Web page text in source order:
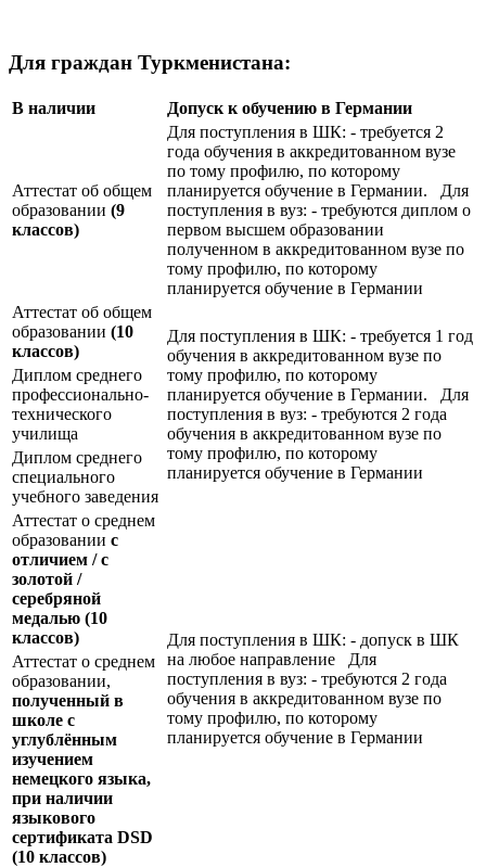
Для граждан Туркменистана:
В наличии Допуск к обучению в Германии
Аттестат об общем
образовании (9
классов)
Для поступления в ШК: - требуется 2
года обучения в аккредитованном вузе
по тому профилю, по которому
планируется обучение в Германии. Для
поступления в вуз: - требуются диплом о
первом высшем образовании
полученном в аккредитованном вузе по
тому профилю, по которому
планируется обучение в Германии
Аттестат об общем
образовании (10
классов)
Для поступления в ШК: - требуется 1 год
обучения в аккредитованном вузе по
тому профилю, по которому
планируется обучение в Германии. Для
поступления в вуз: - требуются 2 года
обучения в аккредитованном вузе по
тому профилю, по которому
планируется обучение в Германии
Диплом среднего
профессионально-
технического
училища
Диплом среднего
специального
учебного заведения
Аттестат о среднем
образовании с
отличием / с
золотой /
серебряной
медалью (10
классов)
Для поступления в ШК: - допуск в ШК
на любое направление Для
поступления в вуз: - требуются 2 года
обучения в аккредитованном вузе по
тому профилю, по которому
планируется обучение в Германии
Аттестат о среднем
образовании,
полученный в
школе с
углублённым
изучением
немецкого языка,
при наличии
языкового
сертификата DSD
(10 классов)